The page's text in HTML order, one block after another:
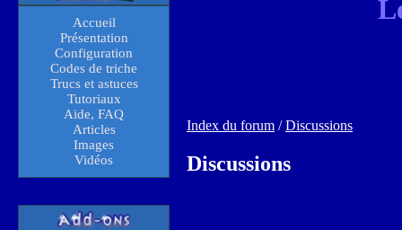
Accueil
Présentation
Configuration
Codes de triche
Trucs et astuces
Tutoriaux
Aide, FAQ
Articles
Images
Vidéos
Index du forum /Discussions
Discussions